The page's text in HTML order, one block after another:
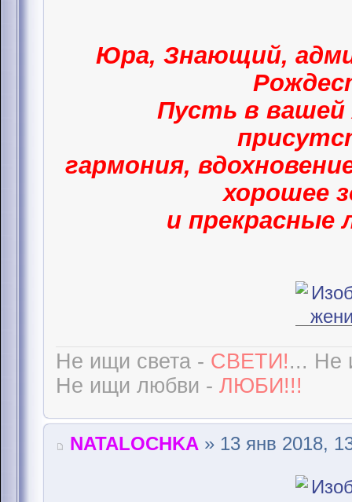
Юра, Знающий,
Пусть в вашей
гармония,
хорошее
и прекрасные
Не ищи света - СВЕТИ!... Не
Не ищи любви - ЛЮБИ!!!
NATALOCHKA » 13 янв 2018,